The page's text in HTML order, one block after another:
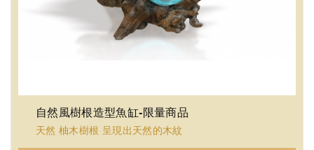
自然風樹根造型魚缸-限量商品
天然 柚木樹根 呈現出天然的木紋